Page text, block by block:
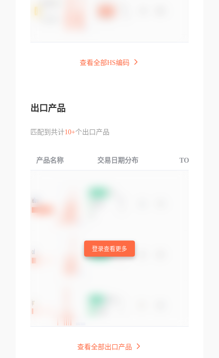
查看全部HS编码
出口产品
匹配到共计10+个出口产品
产品名称 交易日期分布 TOP3交易国
登录查看更多
查看全部出口产品